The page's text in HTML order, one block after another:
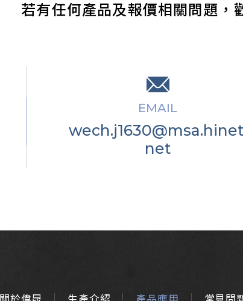
若有任何產品及報價相關問題，
EMAIL
net